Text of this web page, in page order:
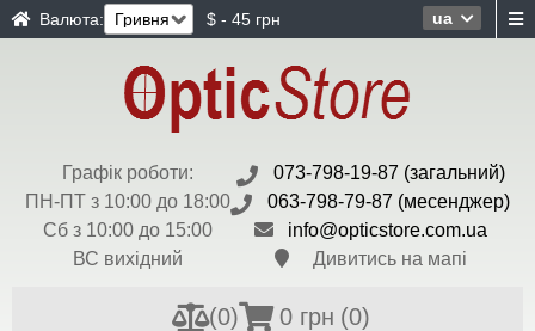
ua
Валюта: $ - 45 грн
Графік роботи:
ПН-ПТ з 10:00 до 18:00
Сб з 10:00 до 15:00
ВС вихідний
073-798-19-87 (загальний)
063-798-79-87 (месенджер)
info@opticstore.com.ua
Дивитись на мапі
(0) 0 грн (0)